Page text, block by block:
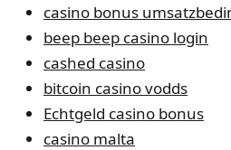
casino bonus
beep beep casino login
cashed casino
bitcoin casino vodds
Echtgeld casino bonus
casino malta